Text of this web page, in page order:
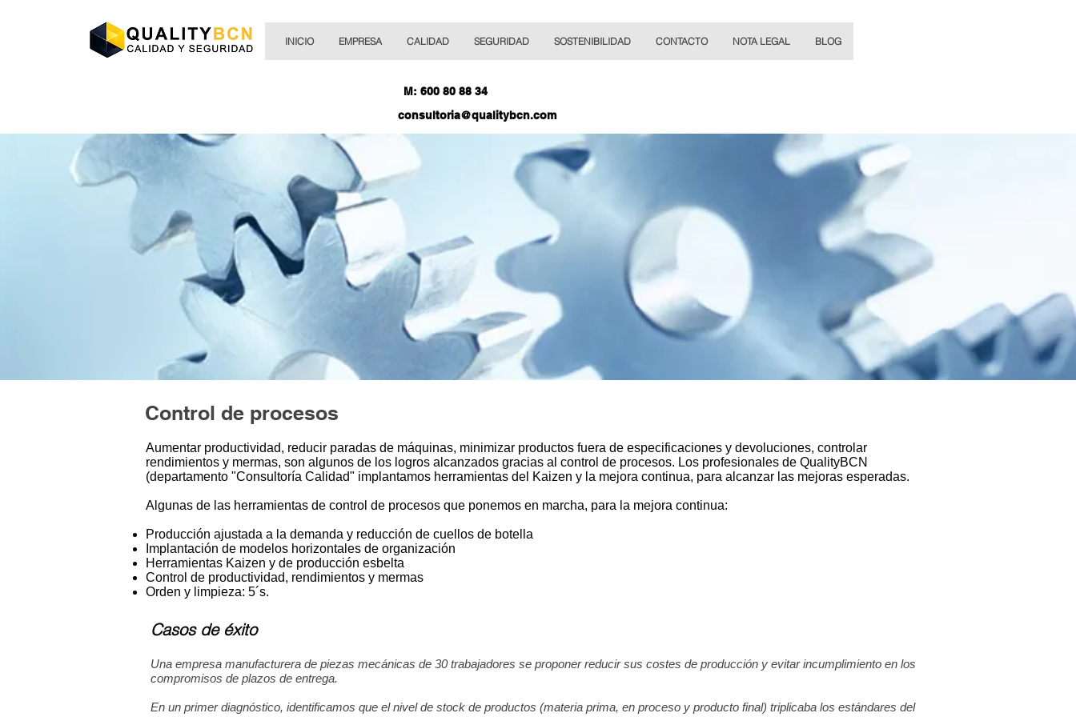
INICIO EMPRESA CALIDAD SEGURIDAD SOSTENIBILIDAD CONTACTO NOTA LEGAL BLOG
M: 600 80 88 34
consultoria@qualitybcn.com
Control de procesos
Aumentar productividad, reducir paradas de máquinas, minimizar productos fuera de especificaciones y devoluciones, controlar
rendimientos y mermas, son algunos de los logros alcanzados gracias al control de procesos. Los profesionales de QualityBCN
(departamento "Consultoría Calidad" implantamos herramientas del Kaizen y la mejora continua, para alcanzar las mejoras esperadas.
Algunas de las herramientas de control de procesos que ponemos en marcha, para la mejora continua:
Producción ajustada a la demanda y reducción de cuellos de botella
Implantación de modelos horizontales de organización
Herramientas Kaizen y de producción esbelta
Control de productividad, rendimientos y mermas
Orden y limpieza: 5´s.
Casos de éxito
Una empresa manufacturera de piezas mecánicas de 30 trabajadores se proponer reducir sus costes de producción y evitar incumplimiento en los
compromisos de plazos de entrega.
En un primer diagnóstico, identificamos que el nivel de stock de productos (materia prima, en proceso y producto final) triplicaba los estándares del